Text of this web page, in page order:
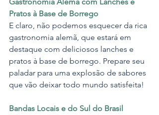
Gastronomia Alemã com Lanches e
Pratos à Base de Borrego
E claro, não podemos esquecer da rica
gastronomia alemã, que estará em
destaque com deliciosos lanches e
pratos à base de borrego. Prepare seu
paladar para uma explosão de sabores
que vão deixar todo mundo satisfeita!
Bandas Locais e do Sul do Brasil